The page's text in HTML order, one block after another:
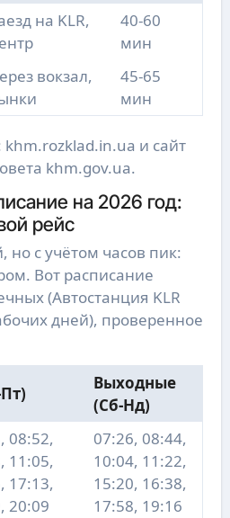
на KLR,
40-60
мин
вокзал,
45-65
мин
и сайт
khm.gov.ua.
на 2026 год:
рейс
но с учётом часов пик:
Вот расписание
(Автостанция KLR
дней), проверенное
Выходные
(Сб-Нд)
08:52,
11:05,
17:13,
20:09
07:26, 08:44,
10:04, 11:22,
15:20, 16:38,
17:58, 19:16